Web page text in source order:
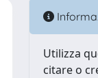
Utilizza
citare o